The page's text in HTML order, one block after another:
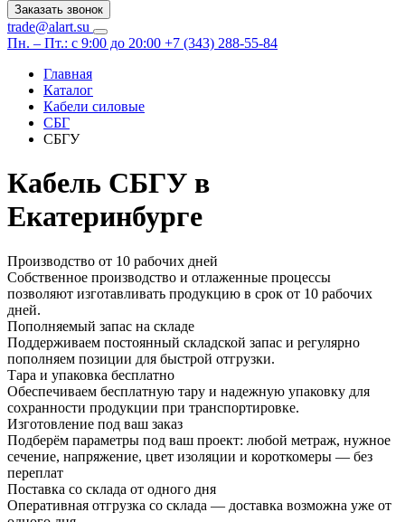
Заказать звонок
trade@alart.su
Пн. – Пт.: с 9:00 до 20:00 +7 (343) 288-55-84
Главная
Каталог
Кабели силовые
СБГ
СБГУ
Кабель СБГУ в
Екатеринбурге
Производство от 10 рабочих дней
Собственное производство и отлаженные процессы
позволяют изготавливать продукцию в срок от 10 рабочих
дней.
Пополняемый запас на складе
Поддерживаем постоянный складской запас и регулярно
пополняем позиции для быстрой отгрузки.
Тара и упаковка бесплатно
Обеспечиваем бесплатную тару и надежную упаковку для
сохранности продукции при транспортировке.
Изготовление под ваш заказ
Подберём параметры под ваш проект: любой метраж, нужное
сечение, напряжение, цвет изоляции и короткомеры — без
переплат
Поставка со склада от одного дня
Оперативная отгрузка со склада — доставка возможна уже от